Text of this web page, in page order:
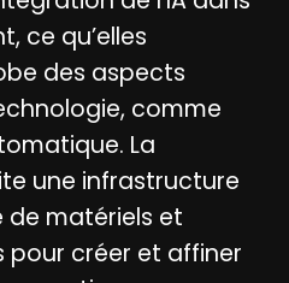
ce qu’elles
des aspects
comme
La
une infrastructure
matériels et
pour créer et affiner